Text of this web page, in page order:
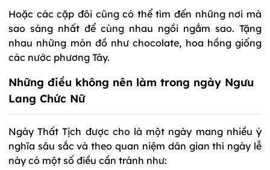
Hoặc các cặp đôi cũng có thể tìm đến những nơi mà
sao sáng nhất để cùng nhau ngồi ngắm sao. Tặng
nhau những món đồ như chocolate, hoa hồng giống
các nước phương Tây.
Những điều không nên làm trong ngày Ngưu
Lang Chức Nữ
Ngày Thất Tịch được cho là một ngày mang nhiều ý
nghĩa sâu sắc và theo quan niệm dân gian thì ngày lễ
này có một số điều cần tránh như: